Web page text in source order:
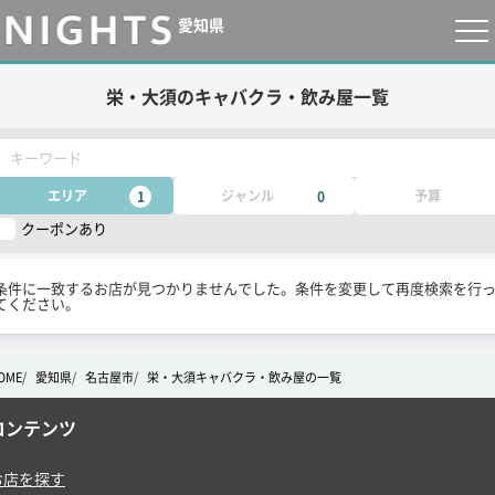
愛知県
栄・大須のキャバクラ・飲み屋一覧
キーワード
エリア 1 ジャンル 0 予算
クーポンあり
件に一致するお店が見つかりませんでした。条件を変更して再度検索を行っ
ください。
愛知県 名古屋市 栄・大須キャバクラ・飲み屋の一覧
ンテンツ
を探す